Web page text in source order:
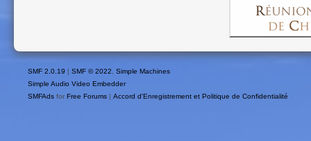
SMF 2.0.19 | SMF © 2022, Simple Machines
Simple Audio Video Embedder
SMFAds for Free Forums | Accord d'Enregistrement et Politique de Confidentialité